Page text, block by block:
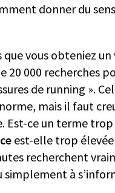
donner du
que vous obteniez
20 000 recherches
de running ».
mais il faut
Est-ce un terme
est-elle trop élevée
recherchent
simplement à